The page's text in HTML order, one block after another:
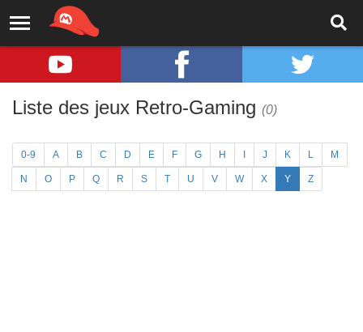
Liste des jeux Retro-Gaming (0)
0-9 A B C D E F G H J K L M
N O P Q R S T U V W X Y Z